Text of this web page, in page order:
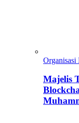
Organisasi
Majelis